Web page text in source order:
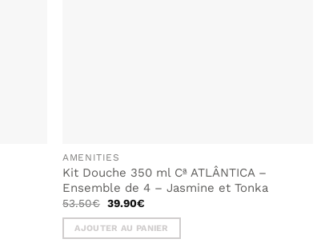
AMENITIES
Kit Douche 350 ml Cª ATLÂNTICA –
Ensemble de 4 – Jasmine et Tonka
53.50€ Le
initial
était :
39.90€
actuel
est :
AJOUTER AU PANIER